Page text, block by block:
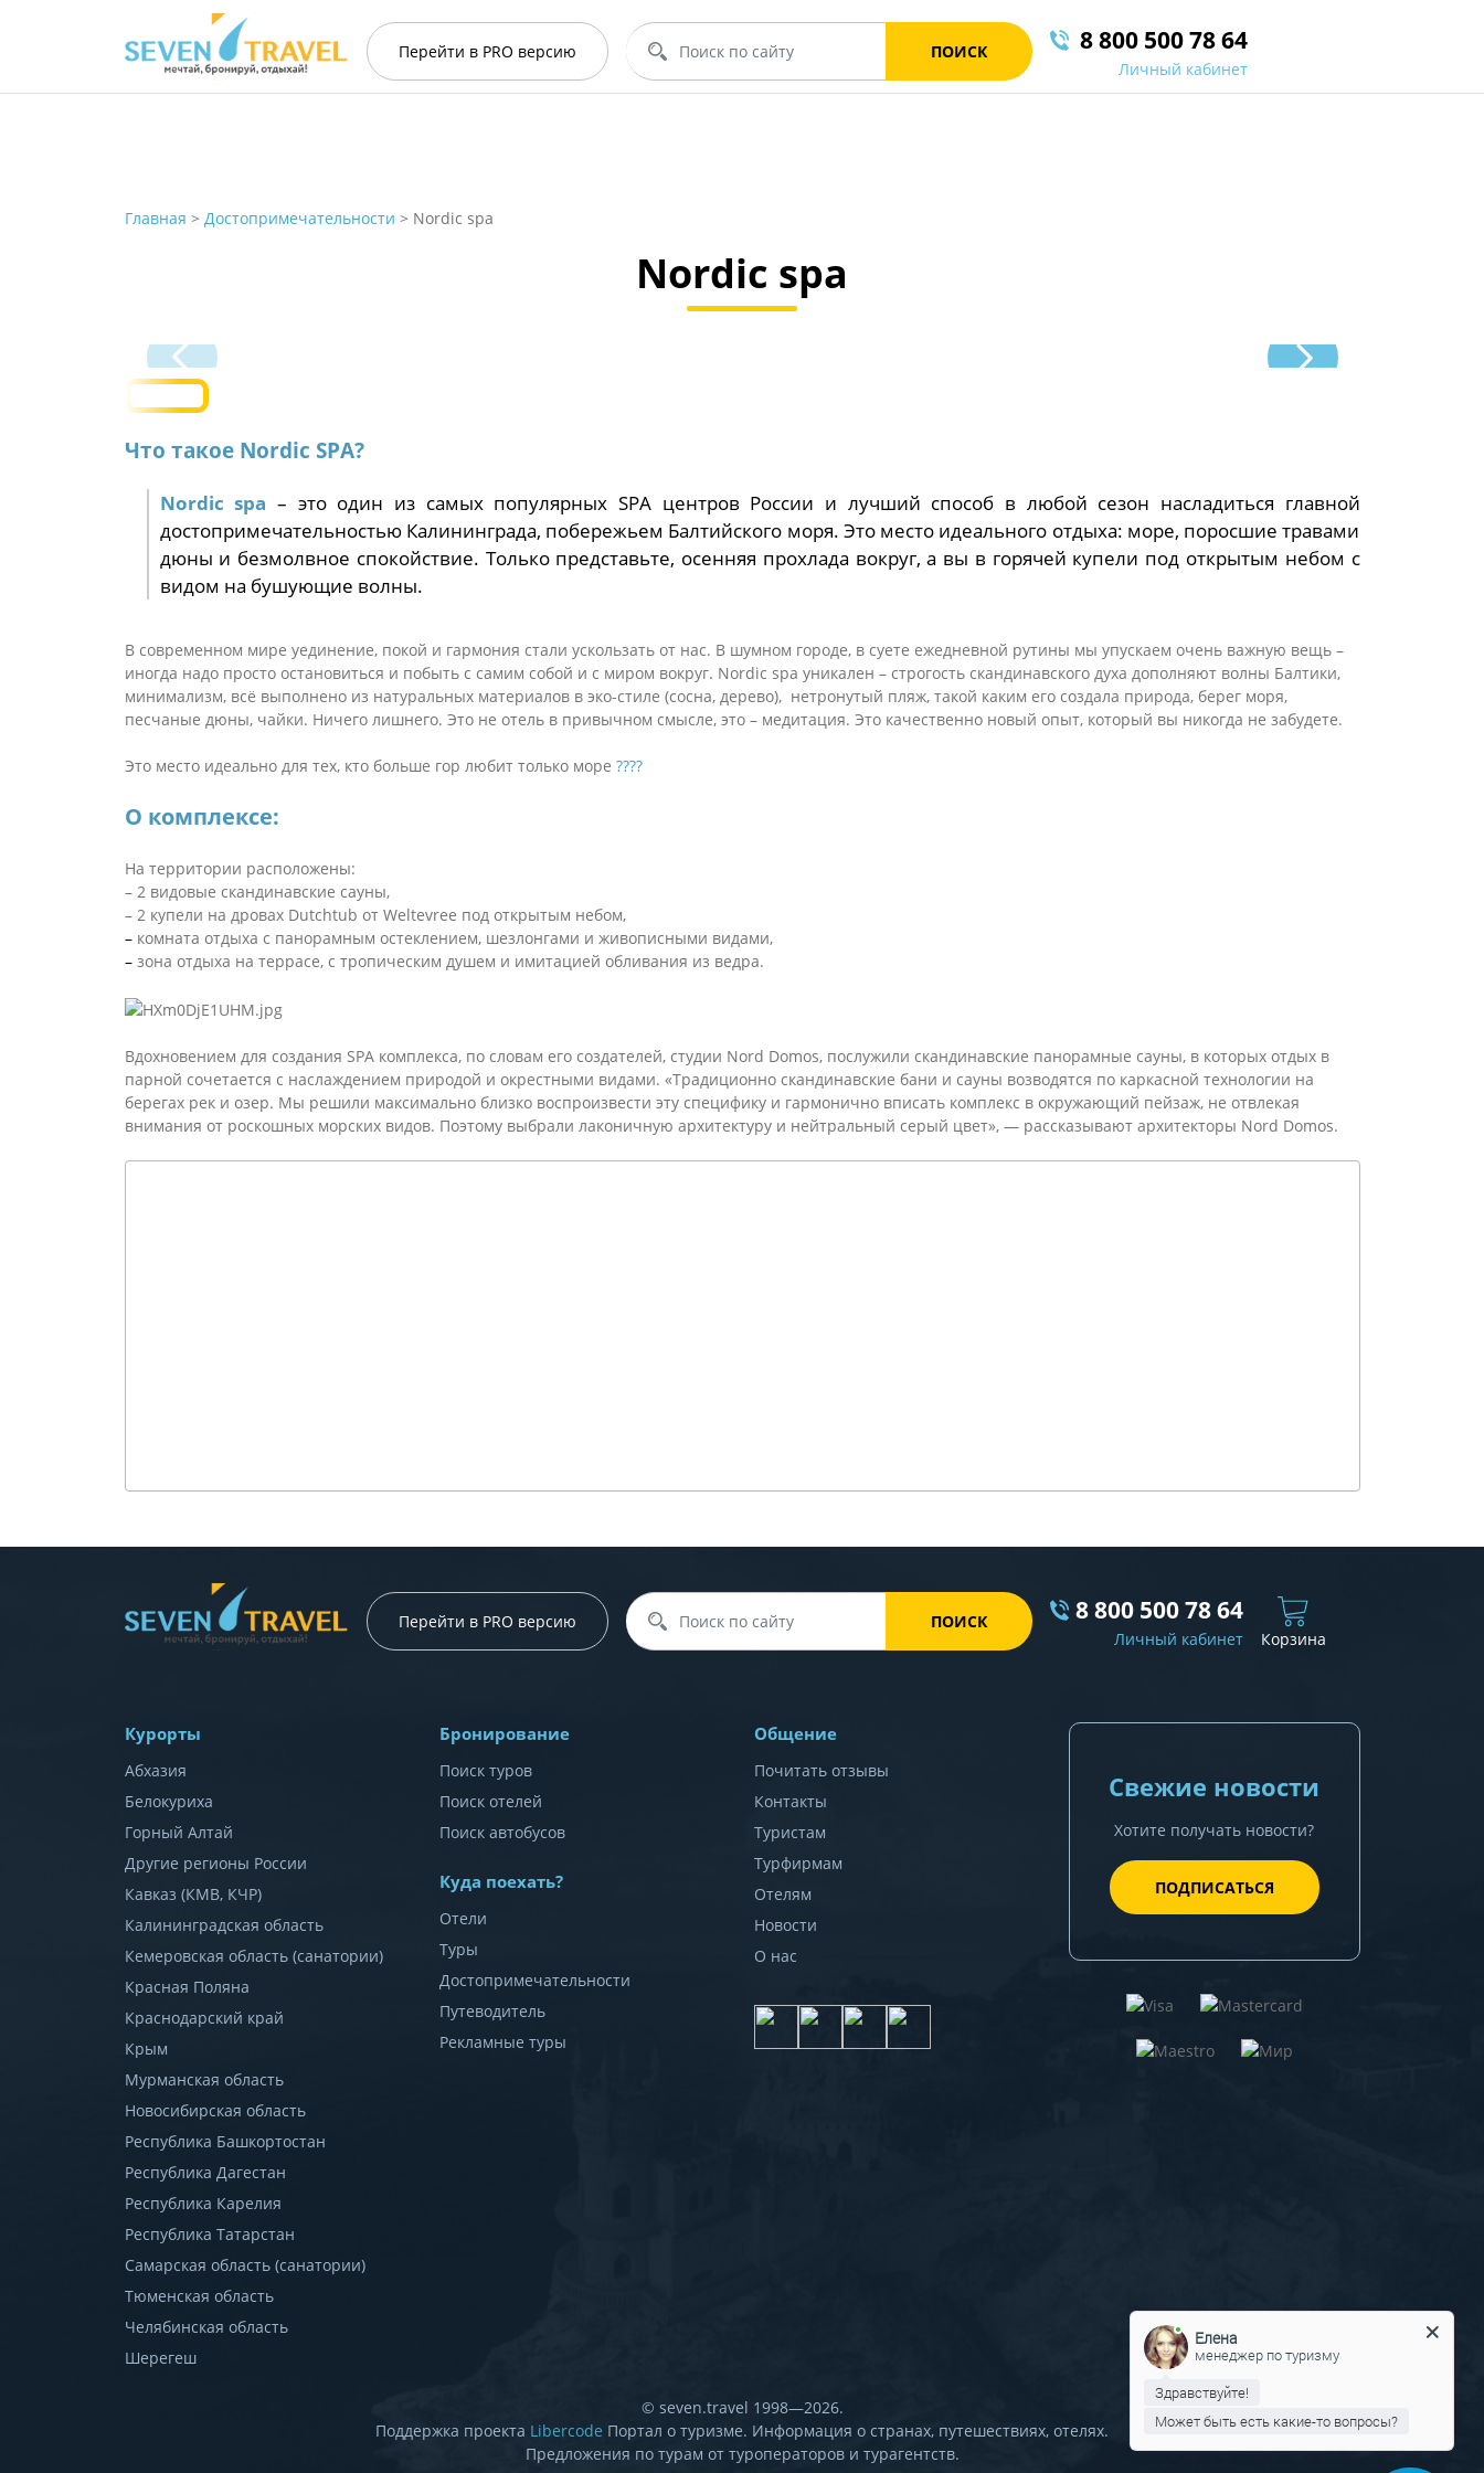
Перейти вPRO версию ПОИСК 8 800 500 78 64
Личный кабинет
Главная > Достопримечательности > Nordic spa
Nordic spa
Что такое Nordic SPA?
Nordic spa – это один из самых популярных SPA центров России и лучший способ в любой сезон насладиться главной
достопримечательностью Калининграда, побережьем Балтийского моря. Это место идеального отдыха: море, поросшие травами
дюны и безмолвное спокойствие. Только представьте, осенняя прохлада вокруг, а вы в горячей купели под открытым небом с
видом на бушующие волны.
В современном мире уединение, покой и гармония стали ускользать от нас. В шумном городе, в суете ежедневной рутины мы упускаем очень важную вещь –
иногда надо просто остановиться и побыть с самим собой и с миром вокруг. Nordic spa уникален – строгость скандинавского духа дополняют волны Балтики,
минимализм, всё выполнено из натуральных материалов в эко-стиле (сосна, дерево), нетронутый пляж, такой каким его создала природа, берег моря,
песчаные дюны, чайки. Ничего лишнего. Это не отель в привычном смысле, это – медитация. Это качественно новый опыт, который вы никогда не забудете.
Это место идеально для тех, кто больше гор любит только море ????
O комплексе:
На территории расположены:
– 2 видовые скандинавские сауны,
– 2 купели на дровах Dutchtub от Weltevree под открытым небом,
– комната отдыха с панорамным остеклением, шезлонгами и живописными видами,
– зона отдыха на террасе, с тропическим душем и имитацией обливания из ведра.
Вдохновением для создания SPA комплекса, по словам его создателей, студии Nord Domos, послужили скандинавские панорамные сауны, в которых отдых в
парной сочетается с наслаждением природой и окрестными видами. «Традиционно скандинавские бани и сауны возводятся по каркасной технологии на
берегах рек и озер. Мы решили максимально близко воспроизвести эту специфику и гармонично вписать комплекс в окружающий пейзаж, не отвлекая
внимания от роскошных морских видов. Поэтому выбрали лаконичную архитектуру и нейтральный серый цвет», — рассказывают архитекторы Nord Domos.
Перейти в PRO версию ПОИСК 8 800 500 78 64
Личный кабинет Корзина
Курорты
Абхазия
Белокуриха
Горный Алтай
Другие регионы России
Кавказ (КМВ, КЧР)
Калининградская область
Кемеровская область (санатории)
Красная Поляна
Краснодарский край
Крым
Мурманская область
Новосибирская область
Республика Башкортостан
Республика Дагестан
Республика Карелия
Республика Татарстан
Самарская область (санатории)
Тюменская область
Челябинская область
Шерегеш
Бронирование
Поиск туров
Поиск отелей
Поиск автобусов
Куда поехать?
Отели
Туры
Достопримечательности
Путеводитель
Рекламные туры
Общение
Почитать отзывы
Контакты
Туристам
Турфирмам
Отелям
Новости
О нас
Свежие новости
Хотите получать новости?
ПОДПИСАТЬСЯ
© seven.travel 1998—2026.
Поддержка проекта Libercode Портал о туризме. Информация о странах, путешествиях, отелях.
Предложения по турам от туроператоров и турагентств.
Елена
менеджер по туризму
Здравствуйте!
Может быть есть какие-то вопросы?